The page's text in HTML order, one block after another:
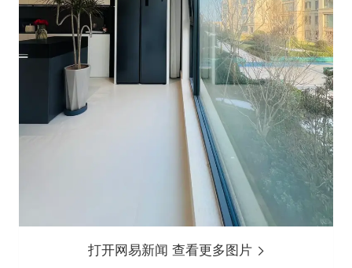
打开网易新闻 查看更多图片